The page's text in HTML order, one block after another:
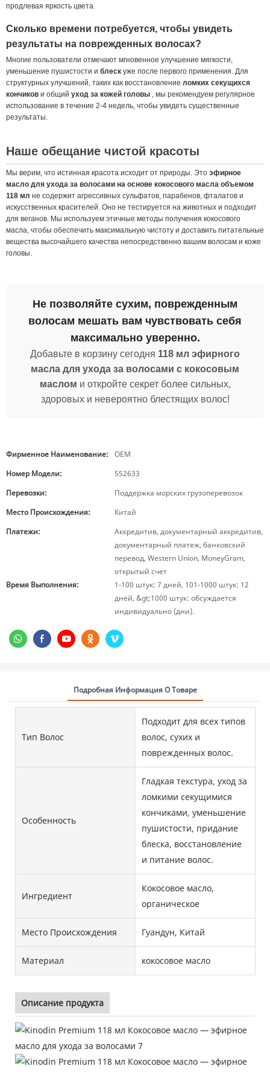
продлевая яркость цвета.
Сколько времени потребуется, чтобы увидеть
результаты на поврежденных волосах?
Многие пользователи отмечают мгновенное улучшение мягкости,
уменьшение пушистости и блеск уже после первого применения. Для
структурных улучшений, таких как восстановление ломких секущихся
кончиков и общий уход за кожей головы , мы рекомендуем регулярное
использование в течение 2-4 недель, чтобы увидеть существенные
результаты.
Наше обещание чистой красоты
Мы верим, что истинная красота исходит от природы. Это эфирное
масло для ухода за волосами на основе кокосового масла объемом
118 мл не содержит агрессивных сульфатов, парабенов, фталатов и
искусственных красителей. Оно не тестируется на животных и подходит
для веганов. Мы используем этичные методы получения кокосового
масла, чтобы обеспечить максимальную чистоту и доставить питательные
вещества высочайшего качества непосредственно вашим волосам и коже
головы.
Не позволяйте сухим, поврежденным
волосам мешать вам чувствовать себя
максимально уверенно.
Добавьте в корзину сегодня 118 мл эфирного
масла для ухода за волосами с кокосовым
маслом и откройте секрет более сильных,
здоровых и невероятно блестящих волос!
Фирменное Наименование:
OEM
Номер Модели:
552633
Перевозки:
Поддержка морских грузоперевозок
Место Происхождения:
Китай
Платежи:
Аккредитив, документарный аккредитив,
документарный платеж, банковский
перевод, Western Union, MoneyGram,
открытый счет
Время Выполнения:
1-100 штук: 7 дней, 101-1000 штук: 12
дней, &gt;1000 штук: обсуждается
индивидуально (дни).
Подробная Информация О Товаре
Тип Волос
Подходит для всех типов
волос, сухих и
поврежденных волос.
Особенность
Гладкая текстура, уход за
ломкими секущимися
кончиками, уменьшение
пушистости, придание
блеска, восстановление
и питание волос.
Ингредиент
Кокосовое масло,
органическое
Место Происхождения Гуандун, Китай
Материал кокосовое масло
Описание продукта